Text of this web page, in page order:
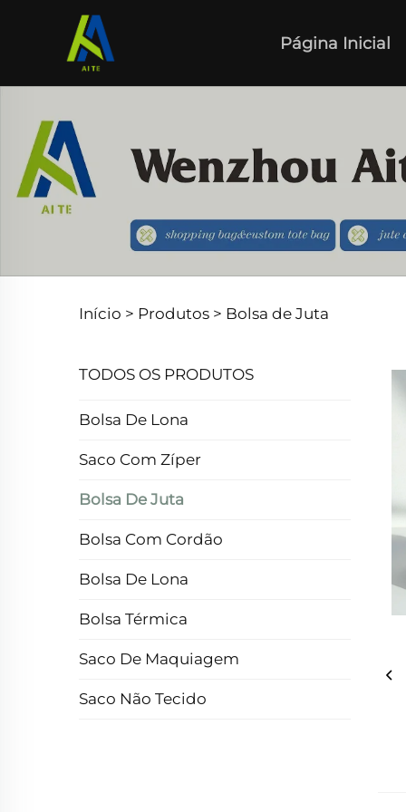
Página Inicial
Início > Produtos > Bolsa de Juta
TODOS OS PRODUTOS
Bolsa De Lona
Saco Com Zíper
Bolsa De Juta
Bolsa Com Cordão
Bolsa De Lona
Bolsa Térmica
Saco De Maquiagem
Saco Não Tecido